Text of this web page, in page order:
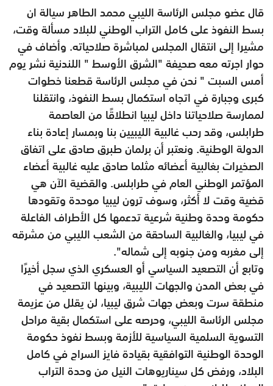
قال عضو مجلس الرئاسة الليبي محمد الطاهر سيالة ان
بسط النفوذ على كامل التراب الوطني للبلاد مسألة وقت،
مشيرا إلى انتقال المجلس لمباشرة صلاحياته. وأضاف في
حوار اجرته معه صحيفة "الشرق الأوسط " اللندنية نشر يوم
أمس السبت " نحن في مجلس الرئاسة قطعنا خطوات
كبرى وجبارة في اتجاه استكمال بسط النفوذ، وانتقلنا
لممارسة صلاحياتنا داخل ليبيا انطلاقًا من العاصمة
طرابلس، وقد رحب غالبية الليبيين بنا وبمسار إعادة بناء
الدولة الوطنية. ونعتبر أن برلمان طبرق صادق على اتفاق
الصخيرات بغالبية أعضائه مثلما صادق عليه غالبية أعضاء
المؤتمر الوطني العام في طرابلس. والقضية الآن هي
قضية وقت لا أكثر، وسوف ترون ليبيا موحدة وتقودها
حكومة وحدة وطنية شرعية تدعمها كل الأطراف الفاعلة
في ليبيا، والغالبية الساحقة من الشعب الليبي من مشرقه
إلى مغربه ومن جنوبه إلى شماله".
وتابع أن التصعيد السياسي أو العسكري الذي سجل أخيرًا
في بعض المدن والجهات الليبية، وبينها التصعيد في
منطقة سرت وبعض جهات شرق ليبيا، لن يقلل من عزيمة
مجلس الرئاسة الليبي، وحرصه على استكمال بقية مراحل
التسوية السلمية السياسية للأزمة وبسط نفوذ حكومة
الوحدة الوطنية التوافقية بقيادة فايز السراج في كامل
البلاد، ورفض كل سيناريوهات النيل من وحدة التراب